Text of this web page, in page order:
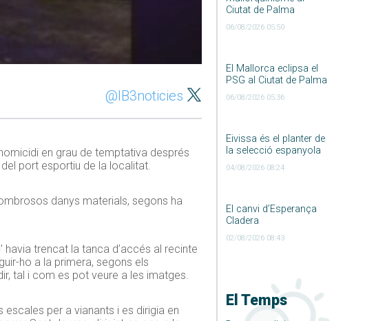
Ciutat de Palma
06/08/2026 05:50
El Mallorca eclipsa el
PSG al Ciutat de Palma
06/08/2026 05:36
Eivissa és el planter de
la selecció espanyola
04/08/2026 08:24
El canvi d’Esperança
Cladera
02/08/2026 08:43
El Temps
@IB3noticies
en grau de temptativa després
del port esportiu de la localitat.
danys materials, segons ha
havia trencat la tanca d’accés al recinte
ho a la primera, segons els
tal i com es pot veure a les imatges.
per a vianants i es dirigia en